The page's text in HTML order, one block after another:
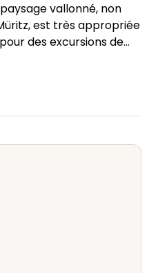
vallonné, non
est très appropriée
des excursions de
hôtes, permet de se
délicieux gâteaux
est super sympa,
sentis très à l'aise et
sans aucun doute.